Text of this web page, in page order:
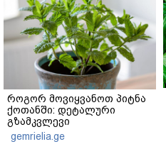
როგორ მოვიყვანოთ პიტნა
ქოთანში: დეტალური
გზამკვლევი
gemrielia.ge